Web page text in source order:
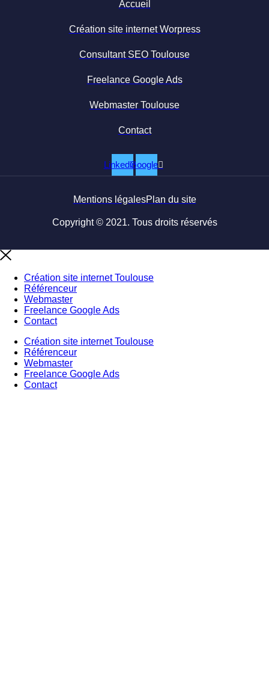
Accueil
Création site internet Worpress
Consultant SEO Toulouse
Freelance Google Ads
Webmaster Toulouse
Contact
LinkedinGoogle
Mentions légalesPlan du site
Copyright © 2021. Tous droits réservés
Création site internet Toulouse
Référenceur
Webmaster
Freelance Google Ads
Contact
Création site internet Toulouse
Référenceur
Webmaster
Freelance Google Ads
Contact